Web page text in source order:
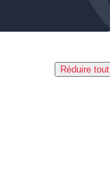
Réduire tout